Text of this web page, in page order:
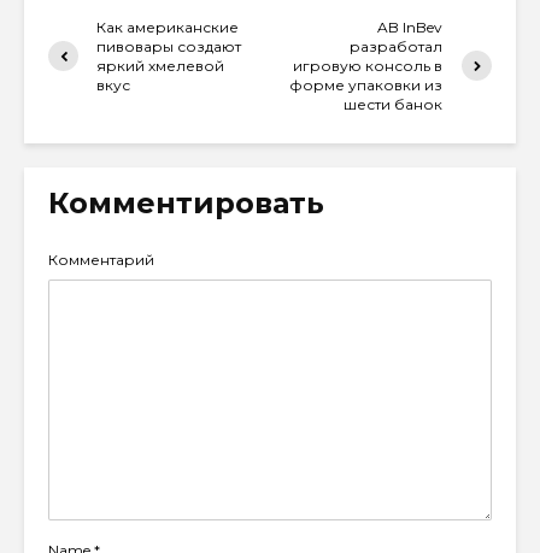
Как американские
пивовары создают
яркий хмелевой
вкус
AB InBev
разработал
игровую консоль в
форме упаковки из
шести банок
Комментировать
Комментарий